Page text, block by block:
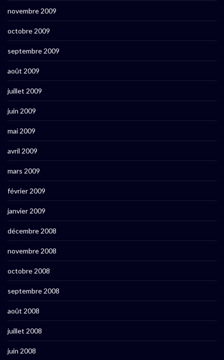
novembre 2009
octobre 2009
septembre 2009
août 2009
juillet 2009
juin 2009
mai 2009
avril 2009
mars 2009
février 2009
janvier 2009
décembre 2008
novembre 2008
octobre 2008
septembre 2008
août 2008
juillet 2008
juin 2008